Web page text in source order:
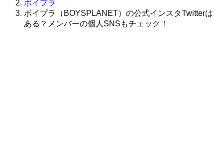
ボイプラ
ボイプラ（BOYSPLANET）の公式インスタTwitterは
ある？メンバーの個人SNSもチェック！